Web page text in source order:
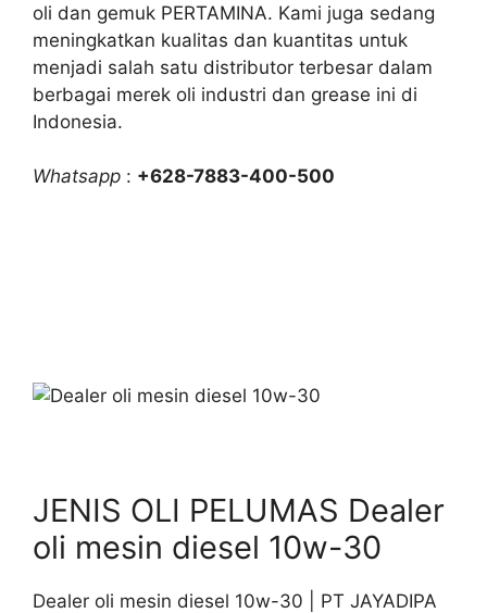
oli dan gemuk PERTAMINA. Kami juga sedang
meningkatkan kualitas dan kuantitas untuk
menjadi salah satu distributor terbesar dalam
berbagai merek oli industri dan grease ini di
Indonesia.
Whatsapp : +628-7883-400-500
JENIS OLI PELUMAS Dealer
oli mesin diesel 10w-30
Dealer oli mesin diesel 10w-30 | PT JAYADIPA